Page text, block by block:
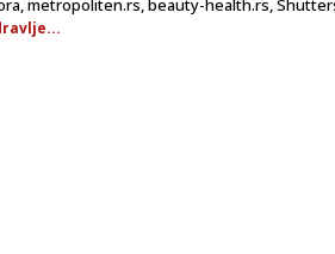
metropoliten.rs, beauty-health.rs,